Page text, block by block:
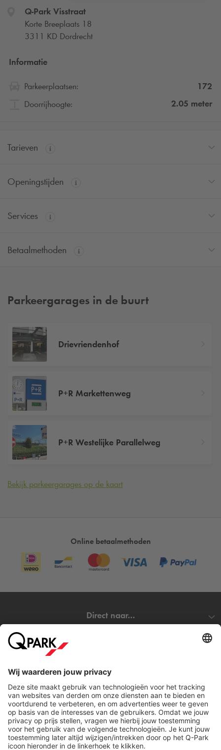
Q-ParkVisstraat
Korte Breeplaats 18
3311 KD Dordrecht
Informatie
Parkeerplaatsen:
172
Doorrijhoogte:
2.05 meter
Tarieven
Openingstijden
Services
Betaalmethoden
Parkeergarages in de buurt
Drievriendenhof
P+R Markettenweg
P+R Westelijke Parallelweg
Bekijk parkeergarages op de kaart
Online betaalmethoden
Direct naar...